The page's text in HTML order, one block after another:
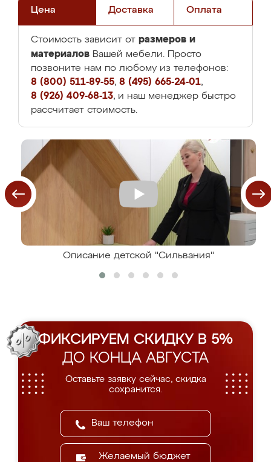
Цена Доставка Оплата
Стоимость зависит от размеров и
материалов Вашей мебели. Просто
позвоните нам по любому из телефонов:
8 (800) 511-89-55, 8 (495) 665-24-01,
8 (926) 409-68-13, и наш менеджер быстро
рассчитает стоимость.
Описание детской "Сильвания"
ФИКСИРУЕМ СКИДКУ В 5%
ДО КОНЦА АВГУСТА
Оставьте заявку сейчас, скидка
сохранится.
Желаемый бюджет